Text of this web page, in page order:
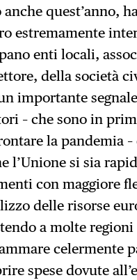
anche quest’anno,
estremamente
enti locali,
della società
importante
– che sono in
la pandemia
l’Unione si sia
con maggiore
delle risorse
a molte
celermente
spese dovute